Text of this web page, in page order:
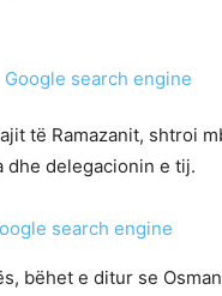
të Ramazanit, shtroi
dhe delegacionin e tij.
bëhet e ditur se